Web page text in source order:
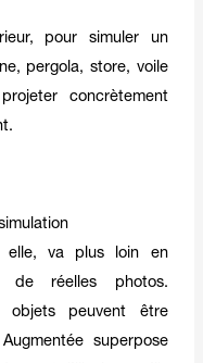
pour simuler un
pergola, store, voile
concrètement
elle, va plus loin en
réelles photos.
peuvent être
superpose